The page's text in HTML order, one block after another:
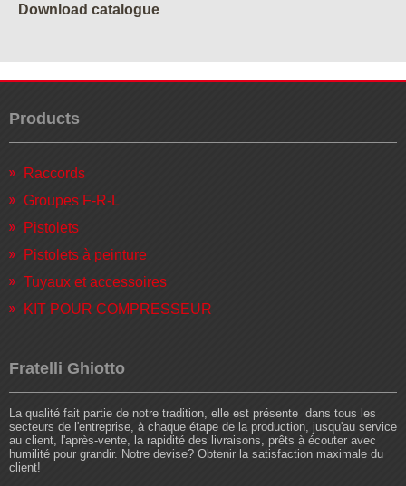
Download catalogue
Products
Raccords
Groupes F-R-L
Pistolets
Pistolets à peinture
Tuyaux et accessoires
KIT POUR COMPRESSEUR
Fratelli Ghiotto
La qualité fait partie de notre tradition, elle est présente dans tous les
secteurs de l'entreprise, à chaque étape de la production, jusqu'au service
au client, l'après-vente, la rapidité des livraisons, prêts à écouter avec
humilité pour grandir. Notre devise? Obtenir la satisfaction maximale du
client!